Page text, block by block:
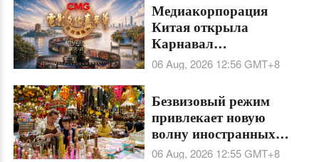
Медиакорпорация
Китая открыла
Карнавал
кинокультуры
06 Aug, 2026 12:56GMT+8
Безвизовый режим
привлекает новую
волну иностранных
туристов, превращая
06 Aug, 2026 12:55GMT+8